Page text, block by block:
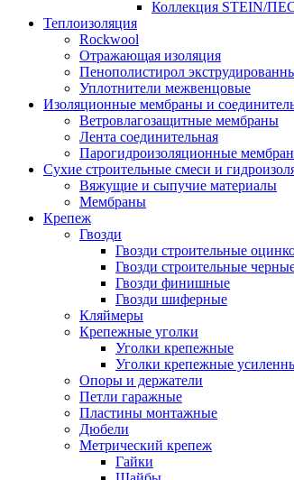
Коллекция STEIN/
Теплоизоляция
Rockwool
Отражающая изоляция
Пенополистирол
Уплотнители межвенцовые
Изоляционные мембраны и
Ветровлагозащитные мембраны
Лента соединительная
Парогидроизоляционные
Сухие строительные смеси и
Вяжущие и сыпучие материалы
Мембраны
Крепеж
Гвозди
Гвозди строительные
Гвозди строительные
Гвозди финишные
Гвозди шиферные
Кляймеры
Крепежные уголки
Уголки крепежные
Уголки крепежные
Опоры и держатели
Петли гаражные
Пластины монтажные
Дюбели
Метрический крепеж
Гайки